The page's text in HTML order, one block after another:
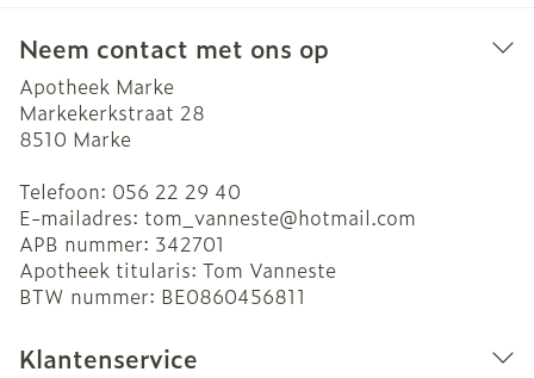
Neem contact met ons op
Apotheek Marke
Markekerkstraat 28
8510 Marke
Telefoon: 056 22 29 40
E-mailadres: tom_vanneste@hotmail.com
APB nummer: 342701
Apotheek titularis: Tom Vanneste
BTW nummer: BE0860456811
Klantenservice